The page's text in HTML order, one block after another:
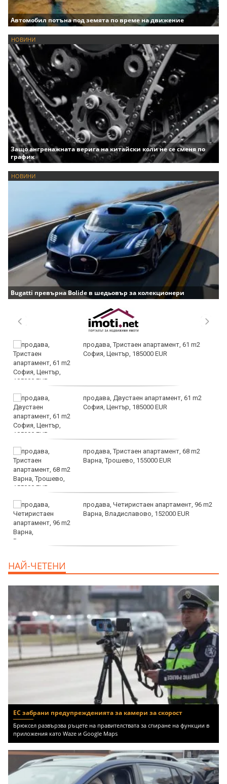
Автомобил потъна под земята по време на движение
НОВИНИ
Защо ангренажната верига на китайски коли не се сменя по
график
НОВИНИ
Bugatti превърна Bolide в шедьовър за колекционери
продава, Тристаен апартамент, 61 m2
София, Център, 185000 EUR
продава, Двустаен апартамент, 61 m2
София, Център, 185000 EUR
продава, Тристаен апартамент, 68 m2
Варна, Трошево, 155000 EUR
продава, Четиристаен апартамент, 96 m2
Варна, Владиславово, 152000 EUR
НАЙ-ЧЕТЕНИ
ЕС забрани предупрежденията за камери за скорост
Брюксел развързва ръцете на правителствата за спиране на функции в
приложения като Waze и Google Maps